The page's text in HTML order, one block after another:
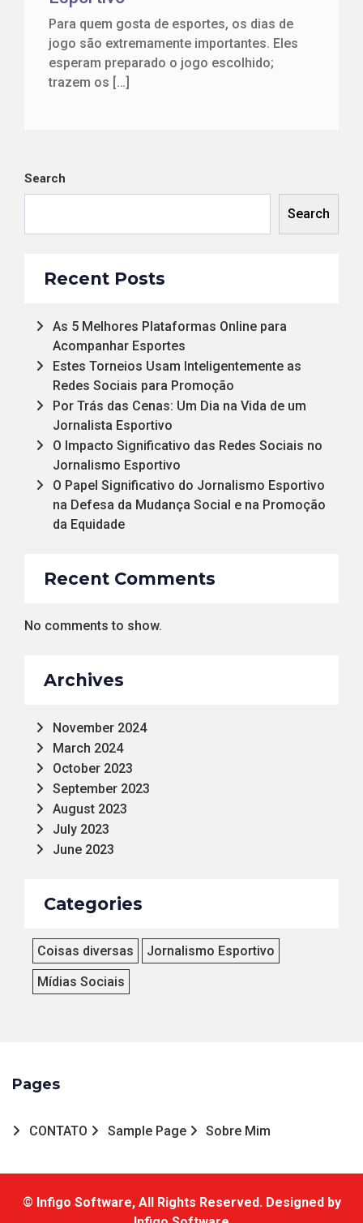
Para quem gosta de esportes, os dias de
jogo são extremamente importantes. Eles
esperam preparado o jogo escolhido;
trazem os […]
Search
Search
Recent Posts
As 5 Melhores Plataformas Online para
Acompanhar Esportes
Estes Torneios Usam Inteligentemente as
Redes Sociais para Promoção
Por Trás das Cenas: Um Dia na Vida de um
Jornalista Esportivo
O Impacto Significativo das Redes Sociais no
Jornalismo Esportivo
O Papel Significativo do Jornalismo Esportivo
na Defesa da Mudança Social e na Promoção
da Equidade
Recent Comments
No comments to show.
Archives
November 2024
March 2024
October 2023
September 2023
August 2023
July 2023
June 2023
Categories
Coisas diversas
Jornalismo Esportivo
Mídias Sociais
Pages
CONTATO Sample Page Sobre Mim
© Infigo Software, All Rights Reserved. Designed by